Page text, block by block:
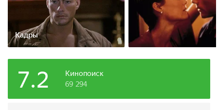
Кадры
Кинопоиск
7.2 69 294